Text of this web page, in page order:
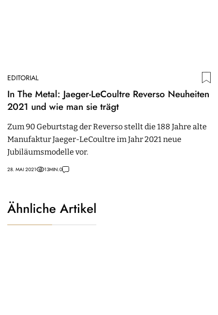
EDITORIAL
In The Metal: Jaeger-LeCoultre Reverso Neuheiten
2021 und wie man sie trägt
Zum 90 Geburtstag der Reverso stellt die 188 Jahre alte
Manufaktur Jaeger-LeCoultre im Jahr 2021 neue
Jubiläumsmodelle vor.
28. MAI 2021 13MIN.0
Ähnliche Artikel